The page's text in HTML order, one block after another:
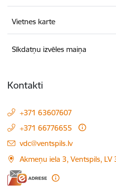
Vietnes karte
Sīkdatņu izvēles maiņa
Kontakti
+371 63607607
+371 66776655
E-pasts:
vdc@ventspils.lv
Akmeņu iela 3, Ventspils, LV